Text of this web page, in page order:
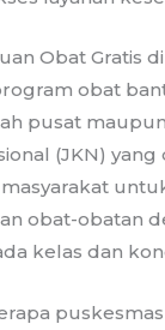
Obat Gratis
obat
pusat
(JKN)
obat-obatan
kelas dan